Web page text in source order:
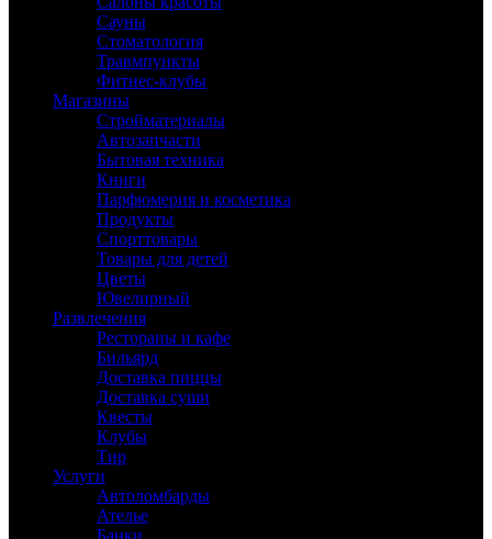
Сауны
Стоматология
Травмпункты
Фитнес-клубы
Магазины
Стройматериалы
Автозапчасти
Бытовая техника
Книги
Парфюмерия и косметика
Продукты
Спорттовары
Товары для детей
Цветы
Ювелирный
Развлечения
Рестораны и кафе
Бильярд
Доставка пиццы
Доставка суши
Квесты
Клубы
Тир
Услуги
Автоломбарды
Ателье
Банки